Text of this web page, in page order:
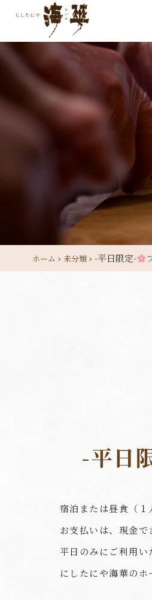
ホーム › 未分類 › -平日限定-
-平日
宿泊または昼食（１
お支払いは、現金で
平日のみにご利用い
にしたにや海華のホ